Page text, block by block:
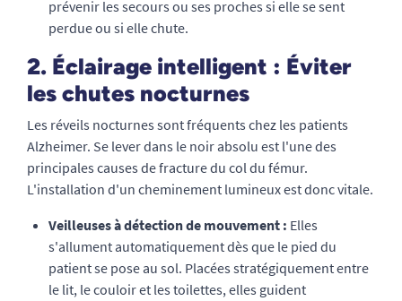
prévenir les secours ou ses proches si elle se sent
perdue ou si elle chute.
2. Éclairage intelligent : Éviter
les chutes nocturnes
Les réveils nocturnes sont fréquents chez les patients
Alzheimer. Se lever dans le noir absolu est l'une des
principales causes de fracture du col du fémur.
L'installation d'un cheminement lumineux est donc vitale.
Veilleuses à détection de mouvement : Elles
s'allument automatiquement dès que le pied du
patient se pose au sol. Placées stratégiquement entre
le lit, le couloir et les toilettes, elles guident